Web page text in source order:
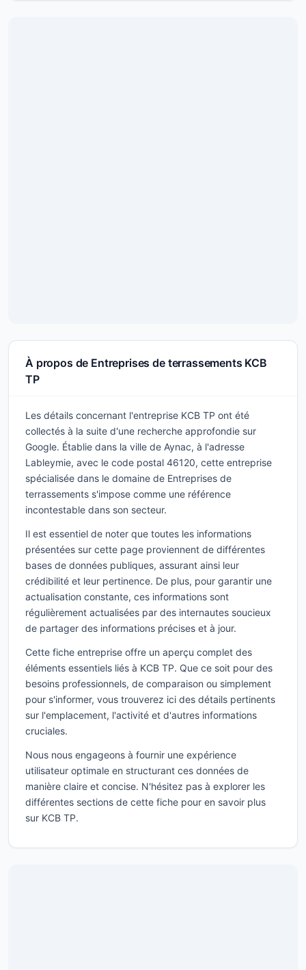
À propos de Entreprises de terrassements KCB
TP
Les détails concernant l'entreprise KCB TP ont été
collectés à la suite d'une recherche approfondie sur
Google. Établie dans la ville de Aynac, à l'adresse
Lableymie, avec le code postal 46120, cette entreprise
spécialisée dans le domaine de Entreprises de
terrassements s'impose comme une référence
incontestable dans son secteur.
Il est essentiel de noter que toutes les informations
présentées sur cette page proviennent de différentes
bases de données publiques, assurant ainsi leur
crédibilité et leur pertinence. De plus, pour garantir une
actualisation constante, ces informations sont
régulièrement actualisées par des internautes soucieux
de partager des informations précises et à jour.
Cette fiche entreprise offre un aperçu complet des
éléments essentiels liés à KCB TP. Que ce soit pour des
besoins professionnels, de comparaison ou simplement
pour s'informer, vous trouverez ici des détails pertinents
sur l'emplacement, l'activité et d'autres informations
cruciales.
Nous nous engageons à fournir une expérience
utilisateur optimale en structurant ces données de
manière claire et concise. N'hésitez pas à explorer les
différentes sections de cette fiche pour en savoir plus
sur KCB TP.